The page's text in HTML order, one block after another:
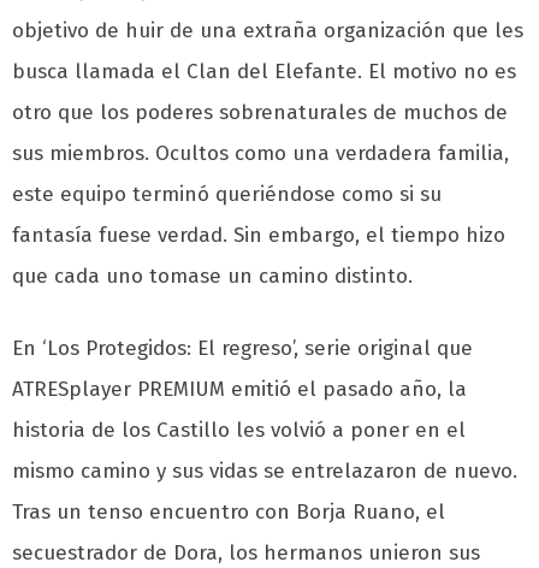
objetivo de huir de una extraña organización que les
busca llamada el Clan del Elefante. El motivo no es
otro que los poderes sobrenaturales de muchos de
sus miembros. Ocultos como una verdadera familia,
este equipo terminó queriéndose como si su
fantasía fuese verdad. Sin embargo, el tiempo hizo
que cada uno tomase un camino distinto.
En ‘Los Protegidos: El regreso’, serie original que
ATRESplayer PREMIUM emitió el pasado año, la
historia de los Castillo les volvió a poner en el
mismo camino y sus vidas se entrelazaron de nuevo.
Tras un tenso encuentro con Borja Ruano, el
secuestrador de Dora, los hermanos unieron sus